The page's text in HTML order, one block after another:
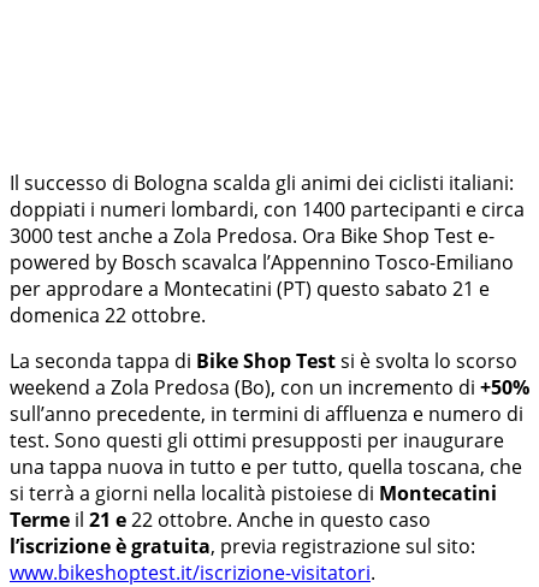
Il successo di Bologna scalda gli animi dei ciclisti italiani:
doppiati i numeri lombardi, con 1400 partecipanti e circa
3000 test anche a Zola Predosa. Ora Bike Shop Test e-
powered by Bosch scavalca l’Appennino Tosco-Emiliano
per approdare a Montecatini (PT) questo sabato 21 e
domenica 22 ottobre.
La seconda tappa di Bike Shop Testsi è svolta lo scorso
weekend a Zola Predosa (Bo), con un incremento di +50%
sull’anno precedente, in termini di affluenza e numero di
test. Sono questi gli ottimi presupposti per inaugurare
una tappa nuova in tutto e per tutto, quella toscana, che
si terrà a giorni nella località pistoiese di Montecatini
Terme il 21 e22 ottobre. Anche in questo caso
l’iscrizione è gratuita, previa registrazione sul sito:
www.bikeshoptest.it/iscrizione-visitatori.